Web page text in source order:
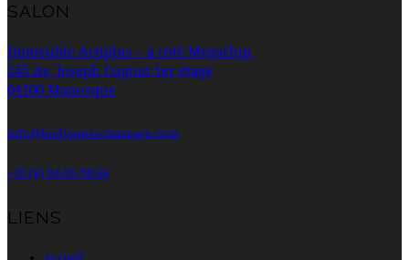
SALON
Immeuble Actiplus – à côté Megachip
245 Av. Joseph Cugnot 1er étage
04100 Manosque
info@bodysense-massage.com
+33 (6) 84.85.98.66
LIENS